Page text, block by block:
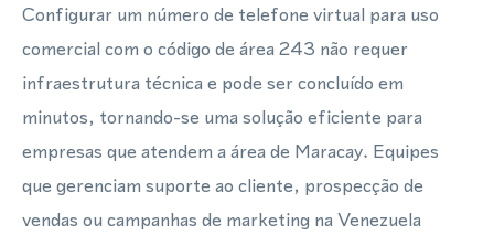
Configurar um número de telefone virtual para uso
comercial com o código de área 243 não requer
infraestrutura técnica e pode ser concluído em
minutos, tornando-se uma solução eficiente para
empresas que atendem a área de Maracay. Equipes
que gerenciam suporte ao cliente, prospecção de
vendas ou campanhas de marketing na Venezuela